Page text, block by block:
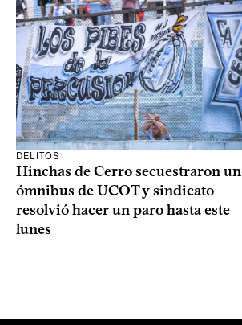
DELITOS
Hinchas de Cerro secuestraron un
ómnibus de UCOT y sindicato
resolvió hacer un paro hasta este
lunes